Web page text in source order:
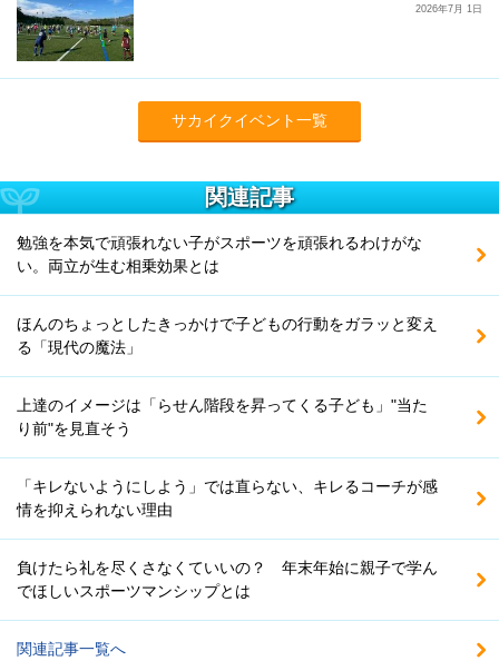
2026年7月 1日
サカイクイベント一覧
関連記事
勉強を本気で頑張れない子がスポーツを頑張れるわけがな
い。両立が生む相乗効果とは
ほんのちょっとしたきっかけで子どもの行動をガラッと変え
る「現代の魔法」
上達のイメージは「らせん階段を昇ってくる子ども」"当た
り前"を見直そう
「キレないようにしよう」では直らない、キレるコーチが感
情を抑えられない理由
負けたら礼を尽くさなくていいの？ 年末年始に親子で学ん
でほしいスポーツマンシップとは
関連記事一覧へ